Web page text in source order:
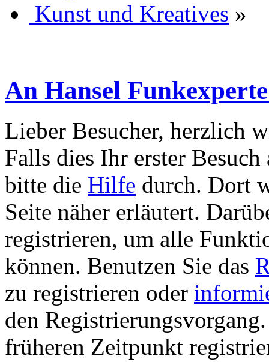
Kunst und Kreatives »
An Hansel
Lieber Besucher, herzlich
Falls dies Ihr erster
bitte die Hilfe durch. Dort
Seite näher erläutert.
registrieren, um alle
können. Benutzen Sie das
zu registrieren oder
den
früheren Zeitpunkt